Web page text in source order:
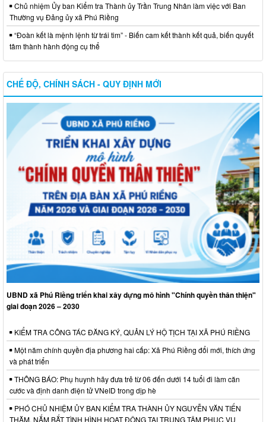
Chủ nhiệm Ủy ban Kiểm tra Thành ủy Trần Trung Nhân làm việc với Ban
Thường vụ Đảng ủy xã Phú Riềng
“Đoàn kết là mệnh lệnh từ trái tim” - Biến cam kết thành kết quả, biến quyết
tâm thành hành động cụ thể
CHẾ ĐỘ, CHÍNH SÁCH - QUY ĐỊNH MỚI
UBND xã Phú Riềng triển khai xây dựng mô hình "Chính quyền thân thiện"
giai đoạn 2026 – 2030
KIỂM TRA CÔNG TÁC ĐĂNG KÝ, QUẢN LÝ HỘ TỊCH TẠI XÃ PHÚ RIỀNG
Một năm chính quyền địa phương hai cấp: Xã Phú Riềng đổi mới, thích ứng
và phát triển
THÔNG BÁO: Phụ huynh hãy đưa trẻ từ 06 đến dưới 14 tuổi đi làm căn
cước và định danh điện tử VNeID trong dịp hè
PHÓ CHỦ NHIỆM ỦY BAN KIỂM TRA THÀNH ỦY NGUYỄN VĂN TIẾN
THĂM, NẮM BẮT TÌNH HÌNH HOẠT ĐỘNG TẠI TRUNG TÂM PHỤC VỤ